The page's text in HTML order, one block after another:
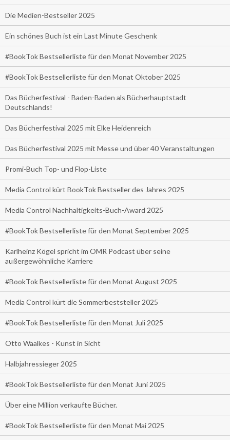
Die Medien-Bestseller 2025
Ein schönes Buch ist ein Last Minute Geschenk
#BookTok Bestsellerliste für den Monat November 2025
#BookTok Bestsellerliste für den Monat Oktober 2025
Das Bücherfestival - Baden-Baden als Bücherhauptstadt
Deutschlands!
Das Bücherfestival 2025 mit Elke Heidenreich
Das Bücherfestival 2025 mit Messe und über 40 Veranstaltungen
Promi-Buch Top- und Flop-Liste
Media Control kürt BookTok Bestseller des Jahres 2025
Media Control Nachhaltigkeits-Buch-Award 2025
#BookTok Bestsellerliste für den Monat September 2025
Karlheinz Kögel spricht im OMR Podcast über seine
außergewöhnliche Karriere
#BookTok Bestsellerliste für den Monat August 2025
Media Control kürt die Sommerbeststeller 2025
#BookTok Bestsellerliste für den Monat Juli 2025
Otto Waalkes - Kunst in Sicht
Halbjahressieger 2025
#BookTok Bestsellerliste für den Monat Juni 2025
Über eine Million verkaufte Bücher.
#BookTok Bestsellerliste für den Monat Mai 2025